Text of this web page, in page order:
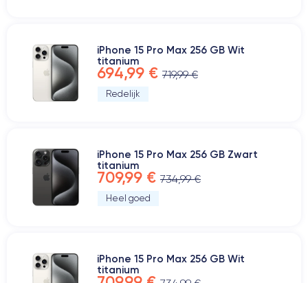
iPhone 15 Pro Max 256 GB Wit
titanium
694,99 € 719,99 €
Redelijk
iPhone 15 Pro Max 256 GB Zwart
titanium
709,99 € 734,99 €
Heel goed
iPhone 15 Pro Max 256 GB Wit
titanium